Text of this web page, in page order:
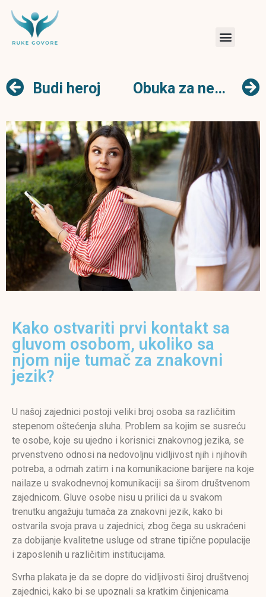
Budi heroj Obuka za nezaposlene osobe
Kako ostvariti prvi kontakt sa
gluvom osobom, ukoliko sa
njom nije tumač za znakovni
jezik?
U našoj zajednici postoji veliki broj osoba sa različitim
stepenom oštećenja sluha. Problem sa kojim se susreću
te osobe, koje su ujedno i korisnici znakovnog jezika, se
prvenstveno odnosi na nedovoljnu vidljivost njih i njihovih
potreba, a odmah zatim i na komunikacione barijere na koje
nailaze u svakodnevnoj komunikaciji sa širom društvenom
zajednicom. Gluve osobe nisu u prilici da u svakom
trenutku angažuju tumača za znakovni jezik, kako bi
ostvarila svoja prava u zajednici, zbog čega su uskraćeni
za dobijanje kvalitetne usluge od strane tipične populacije
i zaposlenih u različitim institucijama.
Svrha plakata je da se dopre do vidljivosti široj društvenoj
zajednici, kako bi se upoznali sa kratkim činjenicama